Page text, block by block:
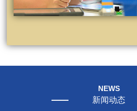
NEWS
新闻动态